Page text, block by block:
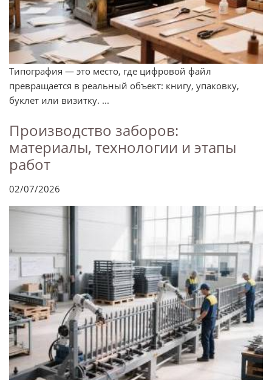
Типография — это место, где цифровой файл
превращается в реальный объект: книгу, упаковку,
буклет или визитку. ...
Производство заборов:
материалы, технологии и этапы
работ
02/07/2026